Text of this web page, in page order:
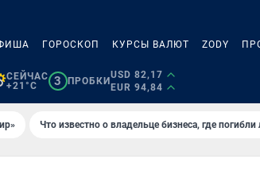
ГОРОСКОП КУРСЫ ВАЛЮТ ZODY
СЕЙЧАС
+21°C
3 ПРОБКИ
USD 82,17
EUR 94,84
Что известно о владельце бизнеса, где